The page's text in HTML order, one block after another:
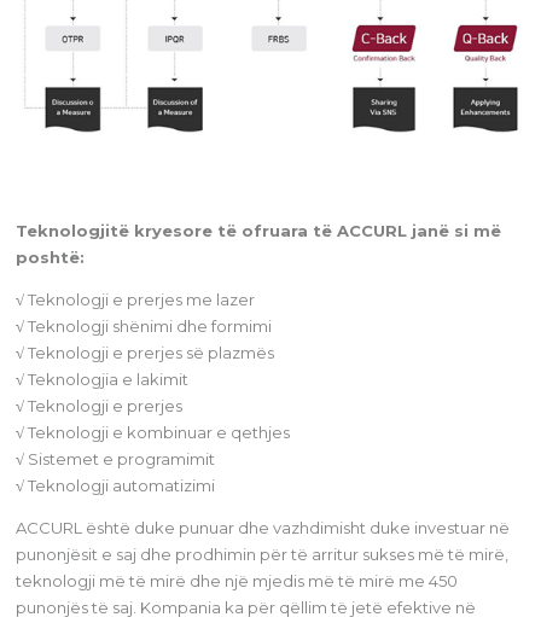
Teknologjitë kryesore të ofruara të ACCURL janë si më
poshtë:
√Teknologji e prerjes me lazer
√Teknologji shënimi dhe formimi
√Teknologji e prerjes së plazmës
√Teknologjia e lakimit
√Teknologji e prerjes
√Teknologji e kombinuar e qethjes
√ Sistemet e programimit
√Teknologji automatizimi
ACCURL është duke punuar dhe vazhdimisht duke investuar në
punonjësit e saj dhe prodhimin për të arritur sukses më të mirë,
teknologji më të mirë dhe një mjedis më të mirë me 450
punonjës të saj. Kompania ka për qëllim të jetë efektive në